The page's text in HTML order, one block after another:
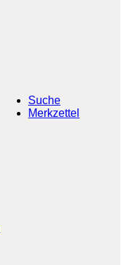
Suche
Merkzettel